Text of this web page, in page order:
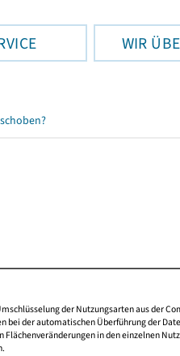
WIR
der Nutzungsarten aus der
bei der automatischen Überführung der
in den einzelnen